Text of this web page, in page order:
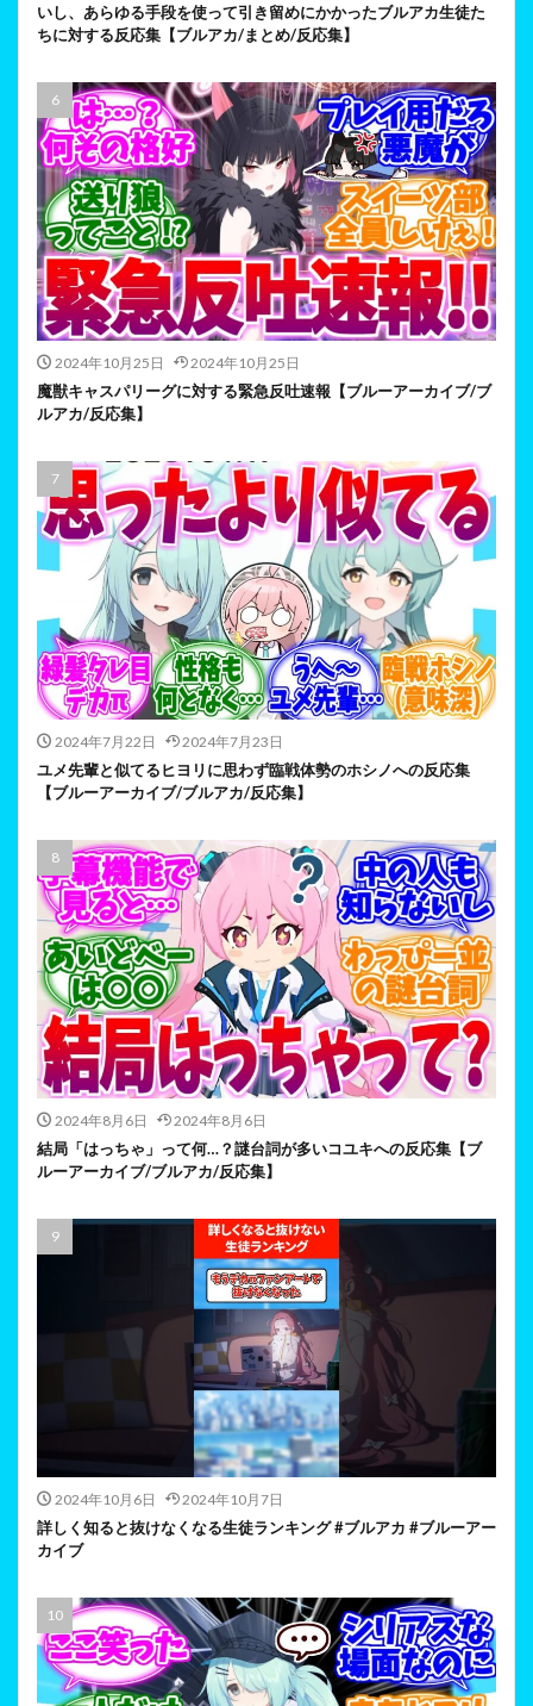
いし、あらゆる手段を使って引き留めにかかったブルアカ生徒た
ちに対する反応集【ブルアカ/まとめ/反応集】
2024年10月25日 2024年10月25日
魔獣キャスパリーグに対する緊急反吐速報【ブルーアーカイブ/ブ
ルアカ/反応集】
2024年7月22日 2024年7月23日
ユメ先輩と似てるヒヨリに思わず臨戦体勢のホシノへの反応集
【ブルーアーカイブ/ブルアカ/反応集】
2024年8月6日 2024年8月6日
結局「はっちゃ」って何…？謎台詞が多いコユキへの反応集【ブ
ルーアーカイブ/ブルアカ/反応集】
2024年10月6日 2024年10月7日
詳しく知ると抜けなくなる生徒ランキング #ブルアカ #ブルーアー
カイブ